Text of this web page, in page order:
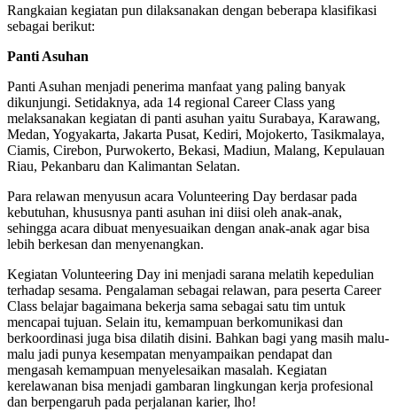
Rangkaian kegiatan pun dilaksanakan dengan beberapa klasifikasi
sebagai berikut:
Panti Asuhan
Panti Asuhan menjadi penerima manfaat yang paling banyak
dikunjungi. Setidaknya, ada 14 regional Career Class yang
melaksanakan kegiatan di panti asuhan yaitu Surabaya, Karawang,
Medan, Yogyakarta, Jakarta Pusat, Kediri, Mojokerto, Tasikmalaya,
Ciamis, Cirebon, Purwokerto, Bekasi, Madiun, Malang, Kepulauan
Riau, Pekanbaru dan Kalimantan Selatan.
Para relawan menyusun acara Volunteering Day berdasar pada
kebutuhan, khususnya panti asuhan ini diisi oleh anak-anak,
sehingga acara dibuat menyesuaikan dengan anak-anak agar bisa
lebih berkesan dan menyenangkan.
Kegiatan Volunteering Day ini menjadi sarana melatih kepedulian
terhadap sesama. Pengalaman sebagai relawan, para peserta Career
Class belajar bagaimana bekerja sama sebagai satu tim untuk
mencapai tujuan. Selain itu, kemampuan berkomunikasi dan
berkoordinasi juga bisa dilatih disini. Bahkan bagi yang masih malu-
malu jadi punya kesempatan menyampaikan pendapat dan
mengasah kemampuan menyelesaikan masalah. Kegiatan
kerelawanan bisa menjadi gambaran lingkungan kerja profesional
dan berpengaruh pada perjalanan karier, lho!